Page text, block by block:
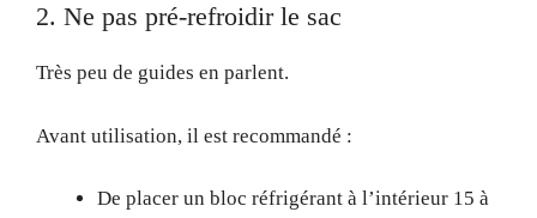
2. Ne pas pré-refroidir le sac
Très peu de guides en parlent.
Avant utilisation, il est recommandé :
De placer un bloc réfrigérant à l’intérieur 15 à